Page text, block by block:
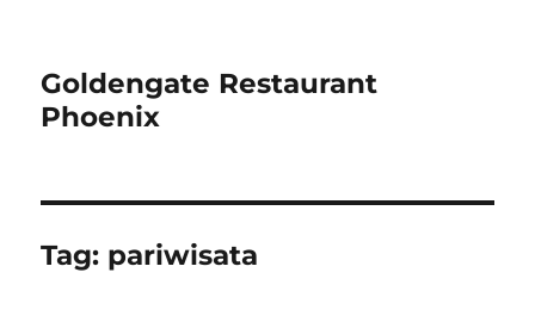
Goldengate Restaurant
Phoenix
Tag: pariwisata